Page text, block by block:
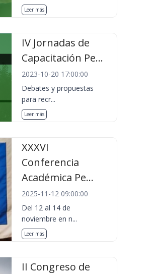
Leer más
IV Jornadas de
Capacitación Pe...
2023-10-20 17:00:00
Debates y propuestas
para recr...
Leer más
XXXVI
Conferencia
Académica Pe...
2025-11-12 09:00:00
Del 12 al 14 de
noviembre en n...
Leer más
II Congreso de